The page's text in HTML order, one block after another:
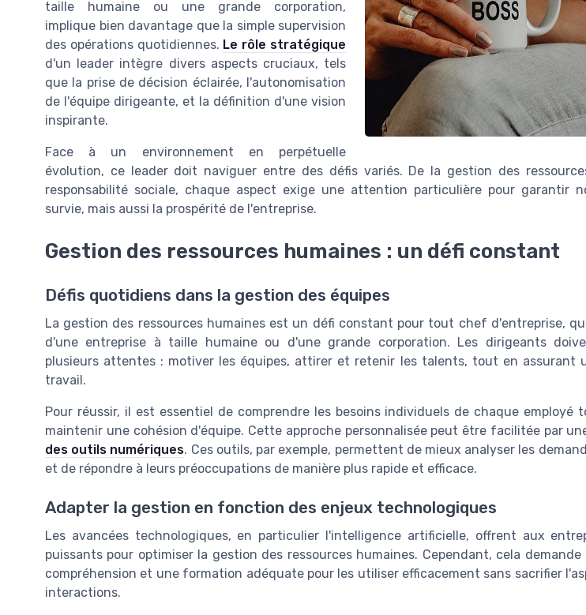
taille humaine ou une grande corporation,
implique bien davantage que la simple supervision
des opérations quotidiennes. Le rôle stratégique
d'un leader intègre divers aspects cruciaux, tels
que la prise de décision éclairée, l'autonomisation
de l'équipe dirigeante, et la définition d'une vision
inspirante.
Face à un environnement en perpétuelle
évolution, ce leader doit naviguer entre des défis variés. De la gestion des
responsabilité sociale, chaque aspect exige une attention particulière pour garantir
survie, mais aussi la prospérité de l'entreprise.
Gestion des ressources humaines : un défi constant
Défis quotidiens dans la gestion des équipes
La gestion des ressources humaines est un défi constant pour tout chef d'entreprise,
d'une entreprise à taille humaine ou d'une grande corporation. Les dirigeants
plusieurs attentes : motiver les équipes, attirer et retenir les talents, tout en assurant
travail.
Pour réussir, il est essentiel de comprendre les besoins individuels de chaque employé
maintenir une cohésion d'équipe. Cette approche personnalisée peut être facilitée par
des outils numériques. Ces outils, par exemple, permettent de mieux analyser les
et de répondre à leurs préoccupations de manière plus rapide et efficace.
Adapter la gestion en fonction des enjeux technologiques
Les avancées technologiques, en particulier l'intelligence artificielle, offrent aux
puissants pour optimiser la gestion des ressources humaines. Cependant, cela demande
compréhension et une formation adéquate pour les utiliser efficacement sans sacrifier
interactions.